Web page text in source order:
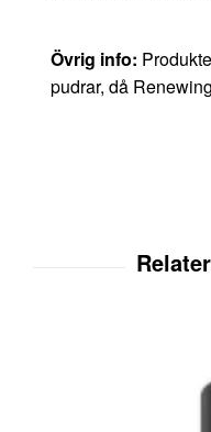
Övrig info:
pudrar, då